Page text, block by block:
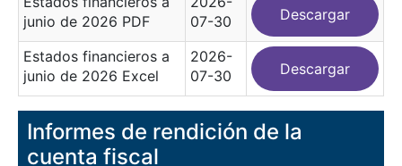
junio de 2026 PDF
07-30
Descargar
Estados financieros a
junio de 2026 Excel
2026-
07-30
Descargar
Informes de rendición de la
cuenta fiscal